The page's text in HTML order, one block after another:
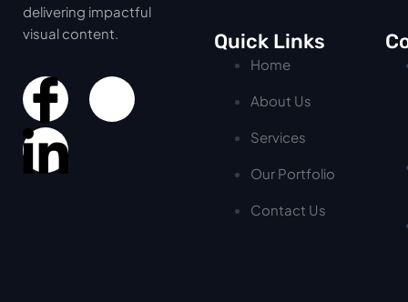
delivering impactful
visual content.
Quick Links
Home
About Us
Services
Our Portfolio
Contact Us